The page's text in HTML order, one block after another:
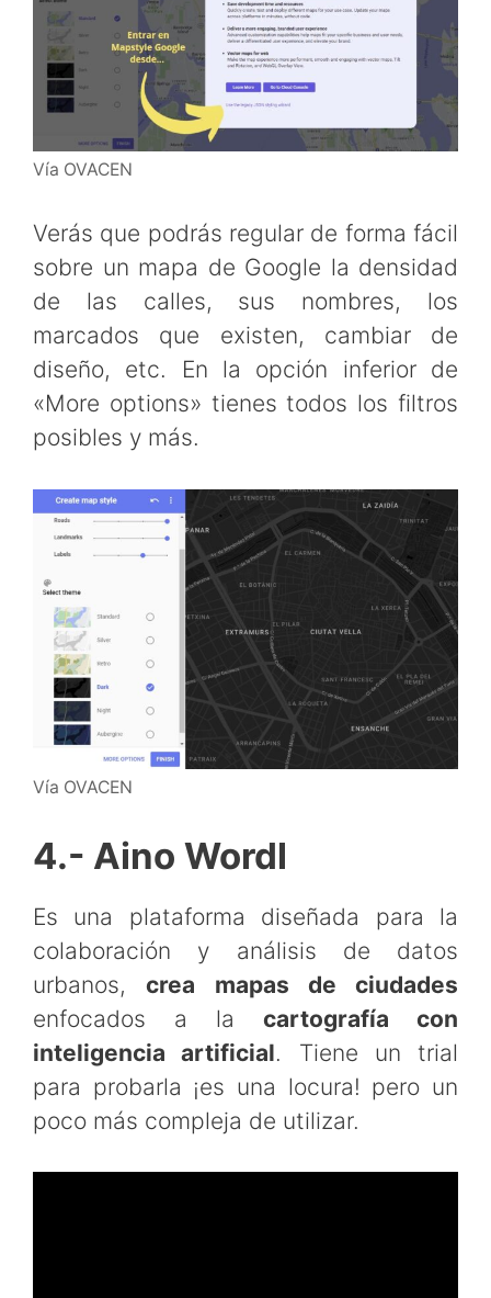
Vía OVACEN
Verás que podrás regular de forma fácil
sobre un mapa de Google la densidad
de las calles, sus nombres, los
marcados que existen, cambiar de
diseño, etc. En la opción inferior de
«More options» tienes todos los filtros
posibles y más.
Vía OVACEN
4.- Aino Wordl
Es una plataforma diseñada para la
colaboración y análisis de datos
urbanos,crea mapas de ciudades
enfocados a la cartografía con
inteligencia artificial. Tiene un trial
para probarla ¡es una locura! pero un
poco más compleja de utilizar.